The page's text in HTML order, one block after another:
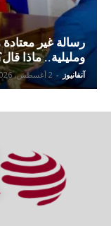
رسالة غير
ومليلية.. ماذا
آنفانيوز - 2 أغسطس، 2026